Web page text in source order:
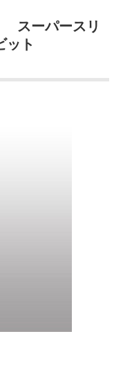
スーパースリ
ット